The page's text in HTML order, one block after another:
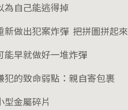
為自己能逃得掉
新做出犯案炸彈 把拼圖拼起來
能早就做好一堆炸彈
犯的致命弱點：親自寄包裹
型金屬碎片